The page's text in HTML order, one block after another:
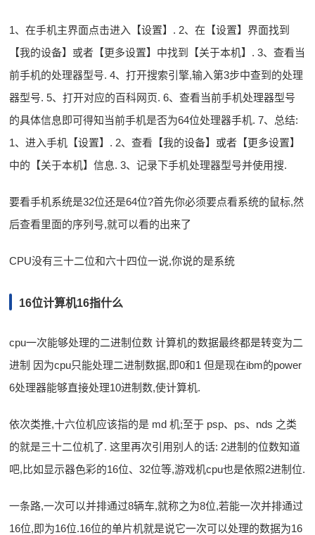
1、在手机主界面点击进入【设置】. 2、在【设置】界面找到
【我的设备】或者【更多设置】中找到【关于本机】. 3、查看当
前手机的处理器型号. 4、打开搜索引擎,输入第3步中查到的处理
器型号. 5、打开对应的百科网页. 6、查看当前手机处理器型号
的具体信息即可得知当前手机是否为64位处理器手机. 7、总结:
1、进入手机【设置】. 2、查看【我的设备】或者【更多设置】
中的【关于本机】信息. 3、记录下手机处理器型号并使用搜.
要看手机系统是32位还是64位?首先你必须要点看系统的鼠标,然
后查看里面的序列号,就可以看的出来了
CPU没有三十二位和六十四位一说,你说的是系统
16位计算机16指什么
cpu一次能够处理的二进制位数 计算机的数据最终都是转变为二
进制 因为cpu只能处理二进制数据,即0和1 但是现在ibm的power
6处理器能够直接处理10进制数,使计算机.
依次类推,十六位机应该指的是 md 机;至于 psp、ps、nds 之类
的就是三十二位机了. 这里再次引用别人的话: 2进制的位数知道
吧,比如显示器色彩的16位、32位等,游戏机cpu也是依照2进制位.
一条路,一次可以并排通过8辆车,就称之为8位,若能一次并排通过
16位,即为16位.16位的单片机就是说它一次可以处理的数据为16